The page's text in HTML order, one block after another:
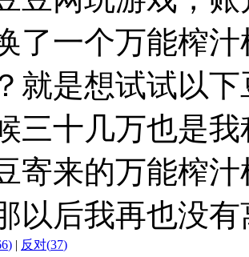
了一个万能榨
就是想试试以
三十几万也是
寄来的万能榨
以后我再也没
) | 反对(37)